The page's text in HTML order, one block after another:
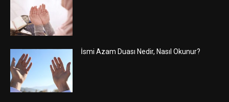
İsmi Azam Duası Nedir, Nasıl Okunur?